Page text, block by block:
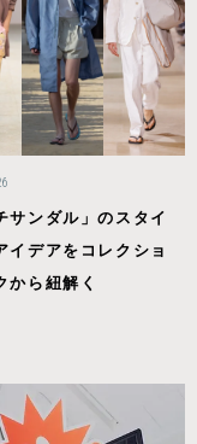
サンダル」のスタイ
イデアをコレクショ
から紐解く